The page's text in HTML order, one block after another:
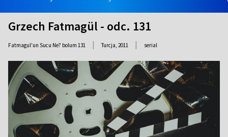
Grzech Fatmagül - odc. 131
Fatmagul'un Sucu Ne? bolum 131 | Turcja, 2011 | serial